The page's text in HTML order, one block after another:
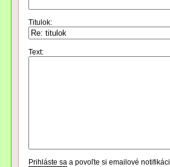
Titulok:
Text:
Prihláste sa a povoľte si emailové